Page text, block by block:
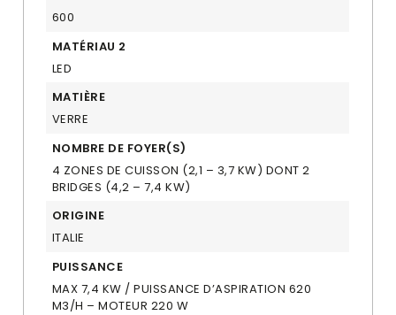
600
MATÉRIAU 2
LED
MATIÈRE
VERRE
NOMBRE DE FOYER(S)
4 ZONES DE CUISSON (2,1 – 3,7 KW) DONT 2
BRIDGES (4,2 – 7,4 KW)
ORIGINE
ITALIE
PUISSANCE
MAX 7,4 KW / PUISSANCE D’ASPIRATION 620
M3/H – MOTEUR 220 W